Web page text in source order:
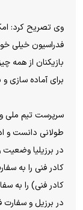
وی تصریح کرد:
فدراسیون خیلی
بازیکنان از همه
برای آماده
سرپرست تیم ملی
طولانی دانست و
در برزیلیا وضعیت
کادر فنی را به
کادر فنی) را به
در برزیل و سفارت